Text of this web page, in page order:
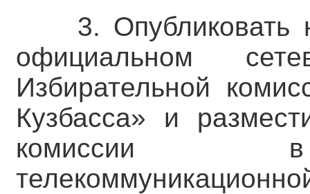
3. Опубликовать
официальном
Избирательной
Кузбасса» и
комиссии в